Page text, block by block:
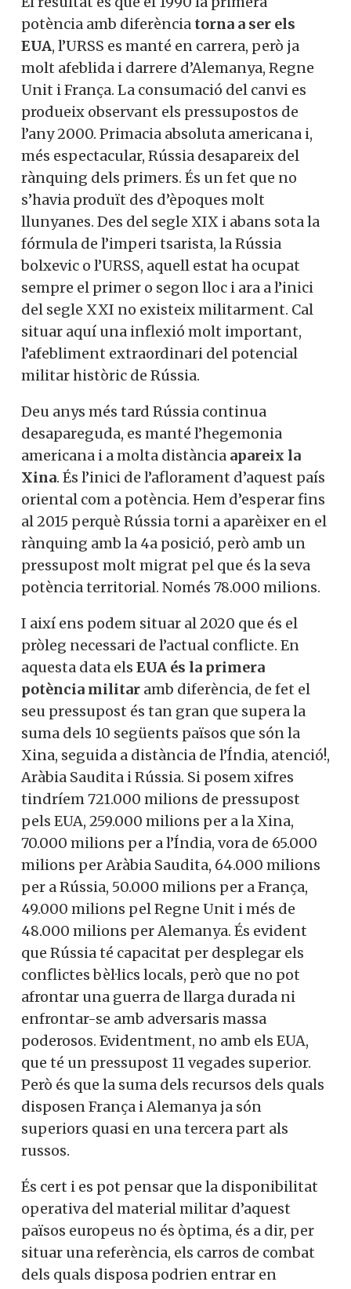
potència amb diferència torna a ser els
EUA, l’URSS es manté en carrera, però ja
molt afeblida i darrere d’Alemanya, Regne
Unit i França. La consumació del canvi es
produeix observant els pressupostos de
l’any 2000. Primacia absoluta americana i,
més espectacular, Rússia desapareix del
rànquing dels primers. És un fet que no
s’havia produït des d’èpoques molt
llunyanes. Des del segle XIX i abans sota la
fórmula de l’imperi tsarista, la Rússia
bolxevic o l’URSS, aquell estat ha ocupat
sempre el primer o segon lloc i ara a l’inici
del segle XXI no existeix militarment. Cal
situar aquí una inflexió molt important,
l’afebliment extraordinari del potencial
militar històric de Rússia.
Deu anys més tard Rússia continua
desapareguda, es manté l’hegemonia
americana i a molta distància apareix la
Xina. És l’inici de l’aflorament d’aquest país
oriental com a potència. Hem d’esperar fins
al 2015 perquè Rússia torni a aparèixer en el
rànquing amb la 4a posició, però amb un
pressupost molt migrat pel que és la seva
potència territorial. Només 78.000 milions.
I així ens podem situar al 2020 que és el
pròleg necessari de l’actual conflicte. En
aquesta data els EUA és la primera
potència militar amb diferència, de fet el
seu pressupost és tan gran que supera la
suma dels 10 següents països que són la
Xina, seguida a distància de l’Índia, atenció!,
Aràbia Saudita i Rússia. Si posem xifres
tindríem 721.000 milions de pressupost
pels EUA, 259.000 milions per a la Xina,
70.000 milions per a l’Índia, vora de 65.000
milions per Aràbia Saudita, 64.000 milions
per a Rússia, 50.000 milions per a França,
49.000 milions pel Regne Unit i més de
48.000 milions per Alemanya. És evident
que Rússia té capacitat per desplegar els
conflictes bèl·lics locals, però que no pot
afrontar una guerra de llarga durada ni
enfrontar-se amb adversaris massa
poderosos. Evidentment, no amb els EUA,
que té un pressupost 11 vegades superior.
Però és que la suma dels recursos dels quals
disposen França i Alemanya ja són
superiors quasi en una tercera part als
russos.
És cert i es pot pensar que la disponibilitat
operativa del material militar d’aquest
països europeus no és òptima, és a dir, per
situar una referència, els carros de combat
dels quals disposa podrien entrar en